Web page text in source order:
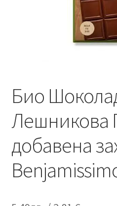
Био
Лешникова
добавена